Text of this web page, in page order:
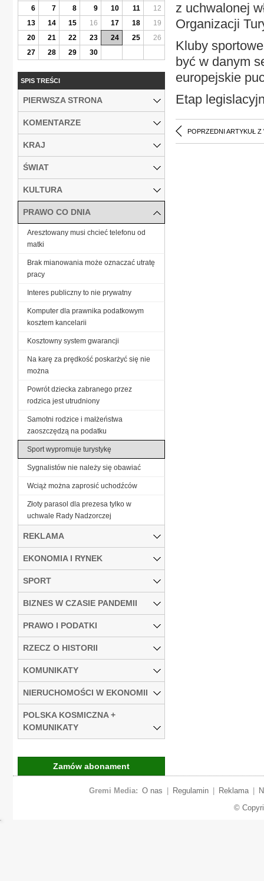
z uchwalonej
Organizacji
Kluby
być w danym
europejskie
Etap
POPRZEDNI ARTYKUŁ Z
6
7 8 9 10 11
12
13
14 15 16 17 18
19
20
21 22 23 24 25
26
27
28 29 30
SPIS TREŚCI
PIERWSZA STRONA
KOMENTARZE
KRAJ
ŚWIAT
KULTURA
PRAWO CO DNIA
Aresztowany musi chcieć telefonu od
matki
Brak mianowania może oznaczać utratę
pracy
Interes publiczny to nie prywatny
Komputer dla prawnika podatkowym
kosztem kancelarii
Kosztowny system gwarancji
Na karę za prędkość poskarżyć się nie
można
Powrót dziecka zabranego przez
rodzica jest utrudniony
Samotni rodzice i małżeństwa
zaoszczędzą na podatku
Sport wypromuje turystykę
Sygnalistów nie należy się obawiać
Wciąż można zaprosić uchodźców
Złoty parasol dla prezesa tylko w
uchwale Rady Nadzorczej
REKLAMA
EKONOMIA I RYNEK
SPORT
BIZNES W CZASIE PANDEMII
PRAWO I PODATKI
RZECZ O HISTORII
KOMUNIKATY
NIERUCHOMOŚCI W EKONOMII
POLSKA KOSMICZNA +
KOMUNIKATY
Zamów abonament
Gremi Media: O nas Regulamin Reklama
©